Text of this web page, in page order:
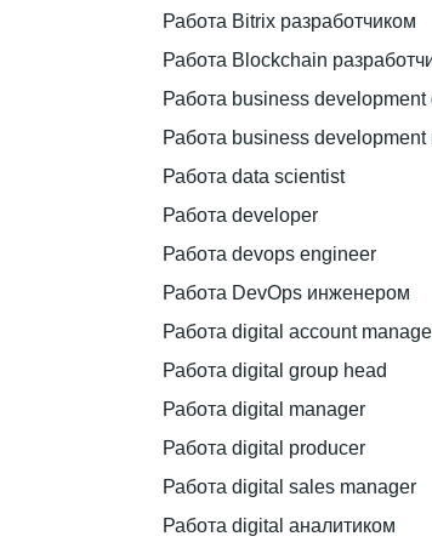
Работа Bitrix разработчиком
Работа Blockchain
Работа business development
Работа business development
Работа data scientist
Работа developer
Работа devops engineer
Работа DevOps инженером
Работа digital account
Работа digital group head
Работа digital manager
Работа digital producer
Работа digital sales manager
Работа digital аналитиком